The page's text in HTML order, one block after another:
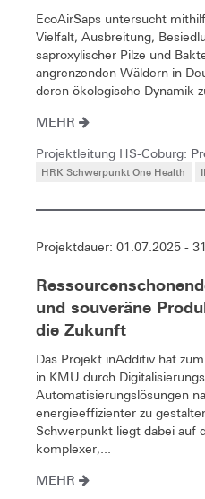
EcoAirSaps untersucht
Vielfalt, Ausbreitung,
saproxylischer Pilze und
angrenzenden Wäldern in
deren ökologische Dynamik
MEHR
Projektleitung HS-Coburg:
HRK Schwerpunkt One Health
Projektdauer: 01.07.2025 -
und souveräne
die Zukunft
Das Projekt inAdditiv hat
in KMU durch
Automatisierungslösungen
energieeffizienter zu
Schwerpunkt liegt dabei auf
komplexer,...
MEHR